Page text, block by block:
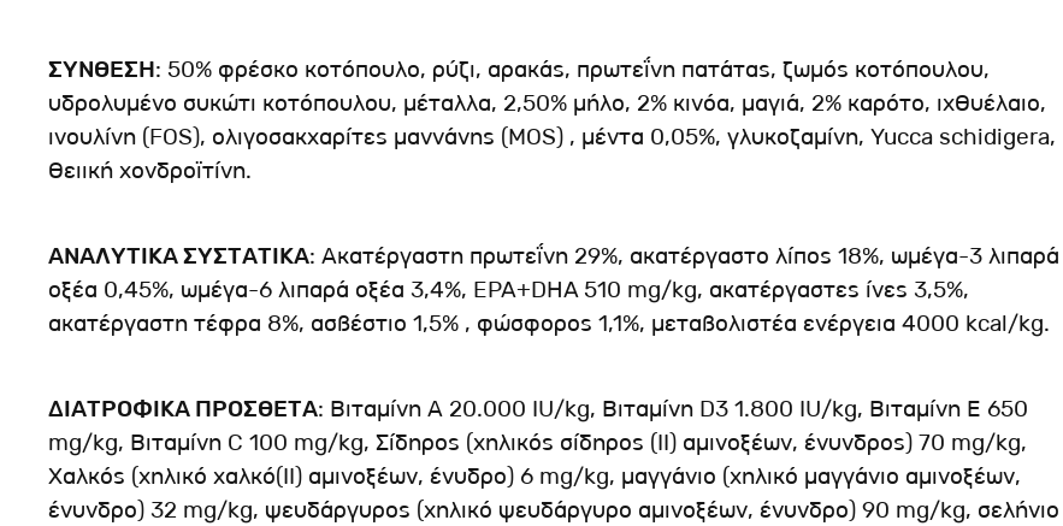
ΣΥΝΘΕΣΗ: 50% φρέσκο κοτόπουλο, ρύζι, αρακάς, πρωτεΐνη πατάτας, ζωμός κοτόπουλου,
υδρολυμένο συκώτι κοτόπουλου, μέταλλα, 2,50% μήλο, 2% κινόα, μαγιά, 2% καρότο, ιχθυέλαιο,
ινουλίνη (FOS), ολιγοσακχαρίτες μαννάνης (MOS) , μέντα 0,05%, γλυκοζαμίνη, Yucca schidigera,
θειική χονδροϊτίνη.
ΑΝΑΛΥΤΙΚΑ ΣΥΣΤΑΤΙΚΑ: Ακατέργαστη πρωτεΐνη 29%, ακατέργαστο λίπος 18%, ωμέγα-3 λιπαρά
οξέα 0,45%, ωμέγα-6 λιπαρά οξέα 3,4%, EPA+DHA 510 mg/kg, ακατέργαστες ίνες 3,5%,
ακατέργαστη τέφρα 8%, ασβέστιο 1,5% , φώσφορος 1,1%, μεταβολιστέα ενέργεια 4000 kcal/kg.
ΔΙΑΤΡΟΦΙΚΑ ΠΡΟΣΘΕΤΑ: Βιταμίνη Α 20.000 IU/kg, Βιταμίνη D3 1.800 IU/kg, Βιταμίνη Ε 650
mg/kg, Βιταμίνη C 100 mg/kg, Σίδηρος (χηλικός σίδηρος (II) αμινοξέων, ένυνδρος) 70 mg/kg,
Χαλκός (χηλικό χαλκό(ΙΙ) αμινοξέων, ένυδρο) 6 mg/kg, μαγγάνιο (χηλικό μαγγάνιο αμινοξέων,
ένυνδρο) 32 mg/kg, ψευδάργυρος (χηλικό ψευδάργυρο αμινοξέων, ένυνδρο) 90 mg/kg, σελήνιο